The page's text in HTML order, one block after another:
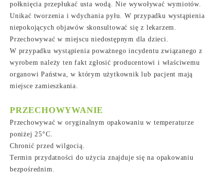
połknięcia przepłukać usta wodą. Nie wywoływać wymiotów.
Unikać tworzenia i wdychania pyłu. W przypadku wystąpienia
niepokojących objawów skonsultować się z lekarzem.
Przechowywać w miejscu niedostępnym dla dzieci.
W przypadku wystąpienia poważnego incydentu związanego z
wyrobem należy ten fakt zgłosić producentowi i właściwemu
organowi Państwa, w którym użytkownik lub pacjent mają
miejsce zamieszkania.
PRZECHOWYWANIE
Przechowywać w oryginalnym opakowaniu w temperaturze
poniżej 25°C.
Chronić przed wilgocią.
Termin przydatności do użycia znajduje się na opakowaniu
bezpośrednim.